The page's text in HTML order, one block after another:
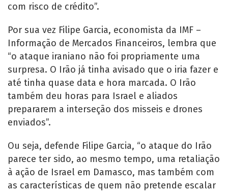
com risco de crédito”.
Por sua vez Filipe Garcia, economista da IMF –
Informação de Mercados Financeiros, lembra que
“o ataque iraniano não foi propriamente uma
surpresa. O Irão já tinha avisado que o iria fazer e
até tinha quase data e hora marcada. O Irão
também deu horas para Israel e aliados
prepararem a interseção dos misseis e drones
enviados”.
Ou seja, defende Filipe Garcia, “o ataque do Irão
parece ter sido, ao mesmo tempo, uma retaliação
à ação de Israel em Damasco, mas também com
as características de quem não pretende escalar